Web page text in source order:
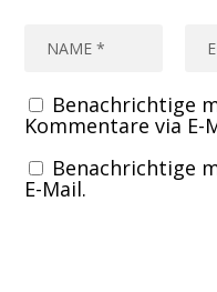
Benachrichtige
Kommentare via E-
Benachrichtige
E-Mail.